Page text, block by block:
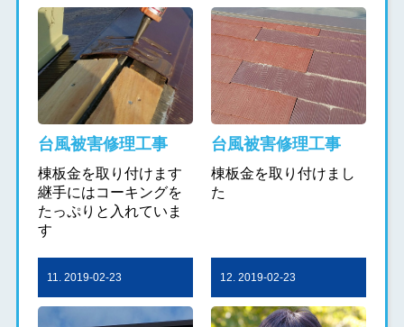
台風被害修理工事
棟板金を取り付けます
継手にはコーキングを
たっぷりと入れていま
す
台風被害修理工事
棟板金を取り付けまし
た
11. 2019-02-23 12. 2019-02-23